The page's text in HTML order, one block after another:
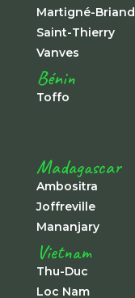
Martigné-Briand
Saint-Thierry
Vanves
Bénin
Toffo
Madagascar
Ambositra
Joffreville
Mananjary
Vietnam
Thu-Duc
Loc Nam